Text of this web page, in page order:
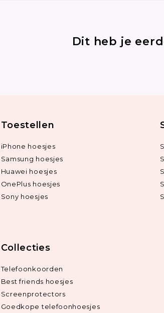
Dit heb je
Toestellen
iPhone hoesjes
Samsung hoesjes
Huawei hoesjes
OnePlus hoesjes
Sony hoesjes
Collecties
Telefoonkoorden
Best friends hoesjes
Screenprotectors
Goedkope telefoonhoesjes